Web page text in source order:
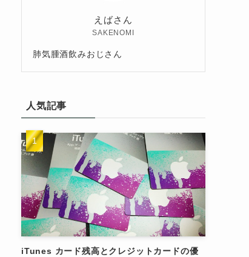
えばさん
SAKENOMI
肺気腫酒飲みおじさん
人気記事
iTunes カード残高とクレジットカードの優